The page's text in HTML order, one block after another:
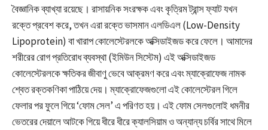
বৈজ্ঞানিক ব্যাখ্যা রয়েছে। রাসায়নিক সংরক্ষক এবং কৃত্রিম ট্রান্স ফ্যাট যখন
রক্তে প্রবেশ করে, তখন এরা রক্তে ভাসমান এলডিএল (Low-Density
Lipoprotein) বা খারাপ কোলেস্টেরলকে অক্সিডাইজড করে ফেলে। আমাদের
শরীরের রোগ প্রতিরোধ ব্যবস্থা (ইমিউন সিস্টেম) এই অক্সিডাইজড
কোলেস্টেরলকে ক্ষতিকর জীবাণু ভেবে আক্রমণ করে এবং ম্যাক্রোফেজ নামক
শ্বেত রক্তকণিকা পাঠিয়ে দেয়। ম্যাক্রোফেজগুলো এই কোলেস্টেরল গিলে
ফেলার পর ফুলে গিয়ে ‘ফোম সেল’ এ পরিণত হয়। এই ফোম সেলগুলোই ধমনীর
ভেতরের দেয়ালে আটকে গিয়ে ধীরে ধীরে ক্যালসিয়াম ও অন্যান্য চর্বির সাথে মিলে